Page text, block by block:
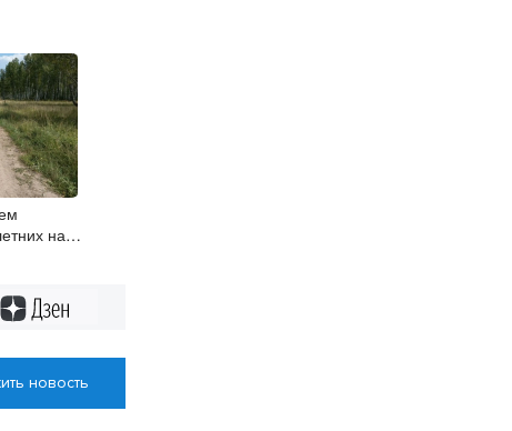
на
новость